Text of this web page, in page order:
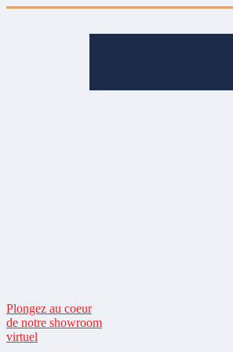
Plongez au coeur
de notre showroom
virtuel